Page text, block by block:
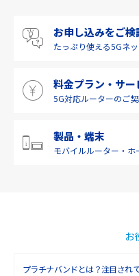
九州・沖縄
2019年6月(1)
2019年4月(1)
2019年2月(7)
お申し込みをご
たっぷり使える5Gネ
料金プラン・サー
5G対応ルーターのご
製品・端末
モバイルルーター・ ホ
お
プラチナバンドとは？注目され